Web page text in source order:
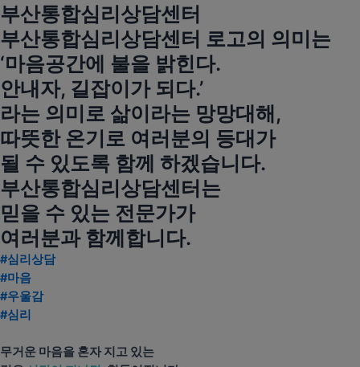
부산통합심리상담센터
부산통합심리상담센터 로고의 의미는
‘마음공간에 불을 밝힌다.
안내자, 길잡이가 되다.’
라는 의미로 삶이라는 망망대해,
따뜻한 온기로 여러분의 등대가
될 수 있도록 함께 하겠습니다.
부산통합심리상담센터는
믿을 수 있는 전문가가
여러분과 함께합니다.
#심리상담
#마음
#우울감
#심리
무거운 마음을 혼자 지고 있는